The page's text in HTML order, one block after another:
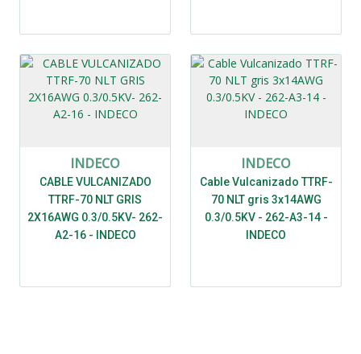
INDECO
CABLE VULCANIZADO
TTRF-70 NLT GRIS
2X16AWG 0.3/0.5KV- 262-
A2-16 - INDECO
INDECO
Cable Vulcanizado TTRF-
70 NLT gris 3x14AWG
0.3/0.5KV - 262-A3-14 -
INDECO